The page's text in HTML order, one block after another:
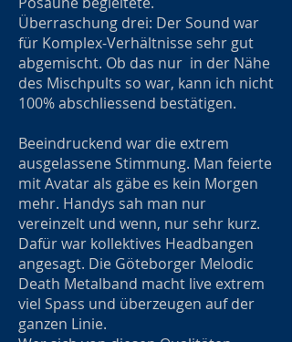
Überraschung drei: Der Sound war
für Komplex-Verhältnisse sehr gut
abgemischt. Ob das nur in der Nähe
des Mischpults so war, kann ich nicht
100% abschliessend bestätigen.
Beeindruckend war die extrem
ausgelassene Stimmung. Man feierte
mit Avatar als gäbe es kein Morgen
mehr. Handys sah man nur
vereinzelt und wenn, nur sehr kurz.
Dafür war kollektives Headbangen
angesagt. Die Göteborger Melodic
Death Metalband macht live extrem
viel Spass und überzeugen auf der
ganzen Linie.